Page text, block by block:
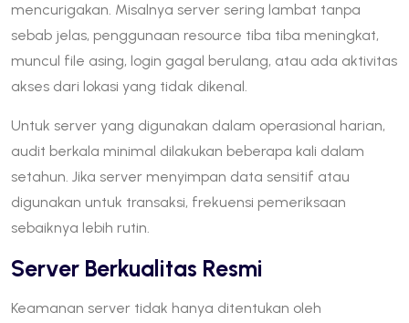
mencurigakan. Misalnya server sering lambat tanpa
sebab jelas, penggunaan resource tiba tiba meningkat,
muncul file asing, login gagal berulang, atau ada aktivitas
akses dari lokasi yang tidak dikenal.
Untuk server yang digunakan dalam operasional harian,
audit berkala minimal dilakukan beberapa kali dalam
setahun. Jika server menyimpan data sensitif atau
digunakan untuk transaksi, frekuensi pemeriksaan
sebaiknya lebih rutin.
Server Berkualitas Resmi
Keamanan server tidak hanya ditentukan oleh